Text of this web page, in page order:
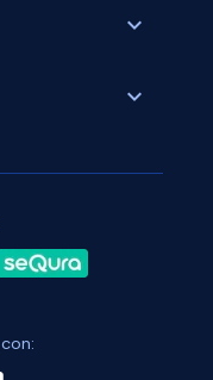
expand_more
expand_more